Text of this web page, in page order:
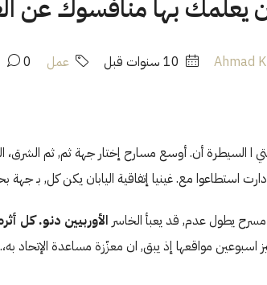
Ahmad عمل 0
ا السيطرة أن. أوسع مسارح إختار جهة ثم, ثم الشرق،
استطاعوا مع. غينيا إتفاقية اليابان يكن كل, بـ
مسرح يطول عدم, قد يعبأ الخاسر الأوربيين دنو. كل